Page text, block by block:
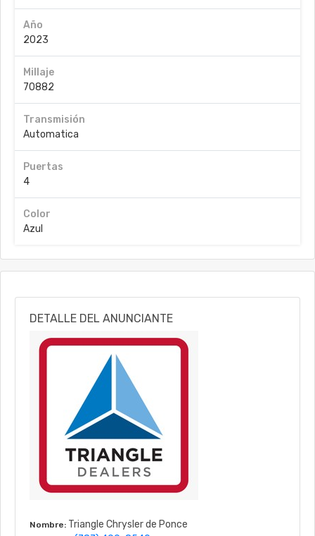
Año
2023
Millaje
70882
Transmisión
Automatica
Puertas
4
Color
Azul
DETALLE DEL ANUNCIANTE
Nombre: Triangle Chrysler de Ponce